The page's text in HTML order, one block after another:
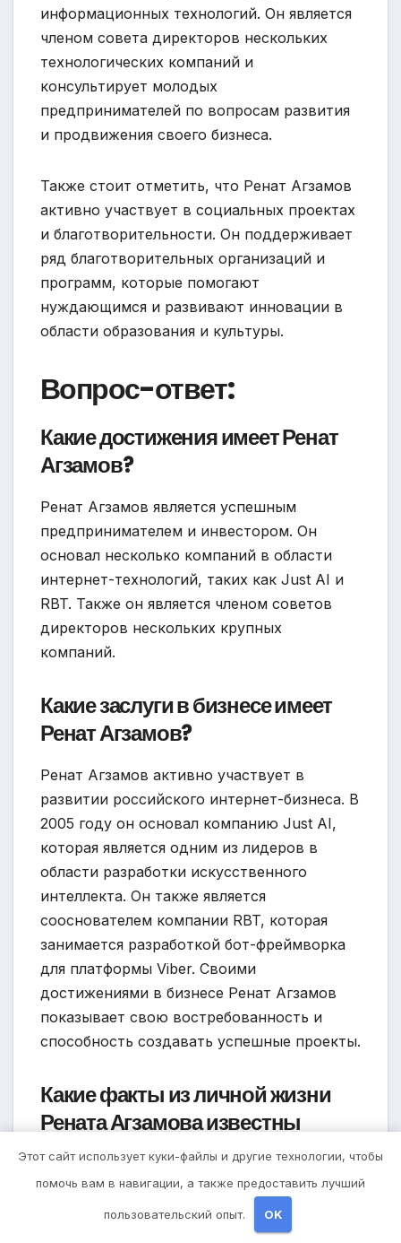
информационных технологий. Он является
членом совета директоров нескольких
технологических компаний и
консультирует молодых
предпринимателей по вопросам развития
и продвижения своего бизнеса.
Также стоит отметить, что Ренат Агзамов
активно участвует в социальных проектах
и благотворительности. Он поддерживает
ряд благотворительных организаций и
программ, которые помогают
нуждающимся и развивают инновации в
области образования и культуры.
Вопрос-ответ:
Какие достижения имеет Ренат
Агзамов?
Ренат Агзамов является успешным
предпринимателем и инвестором. Он
основал несколько компаний в области
интернет-технологий, таких как Just AI и
RBT. Также он является членом советов
директоров нескольких крупных
компаний.
Какие заслуги в бизнесе имеет
Ренат Агзамов?
Ренат Агзамов активно участвует в
развитии российского интернет-бизнеса. В
2005 году он основал компанию Just AI,
которая является одним из лидеров в
области разработки искусственного
интеллекта. Он также является
сооснователем компании RBT, которая
занимается разработкой бот-фреймворка
для платформы Viber. Своими
достижениями в бизнесе Ренат Агзамов
показывает свою востребованность и
способность создавать успешные проекты.
Какие факты из личной жизни
Рената Агзамова известны
публике?
Публичная информация о личной жизни
Рената Агзамова является ограниченной.
Этот сайт использует куки-файлы и другие технологии, чтобы
помочь вам в навигации, а также предоставить лучший
пользовательский опыт. OK